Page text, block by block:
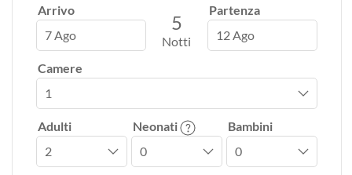
Arrivo
7 Ago
5
Notti
Partenza
12 Ago
Camere
Adulti Neonati Bambini